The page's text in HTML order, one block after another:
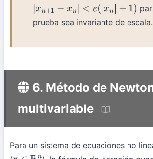
xn+1−xn|<ε |x n|+ 1)
prueba sea invariante de escala.
6. Método de
multivariable
Para un sistema de ecuaciones no